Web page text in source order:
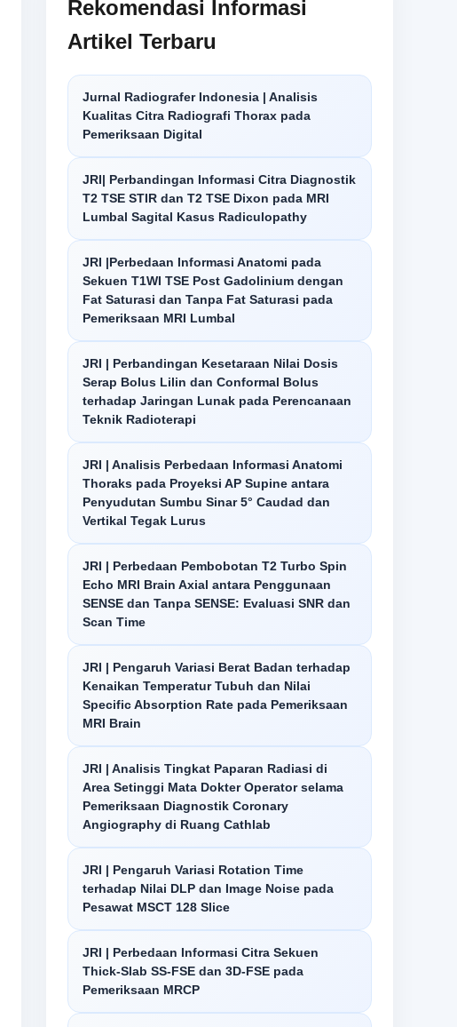
Rekomendasi Informasi
Artikel Terbaru
Jurnal Radiografer Indonesia | Analisis
Kualitas Citra Radiografi Thorax pada
Pemeriksaan Digital
JRI| Perbandingan Informasi Citra Diagnostik
T2 TSE STIR dan T2 TSE Dixon pada MRI
Lumbal Sagital Kasus Radiculopathy
JRI |Perbedaan Informasi Anatomi pada
Sekuen T1WI TSE Post Gadolinium dengan
Fat Saturasi dan Tanpa Fat Saturasi pada
Pemeriksaan MRI Lumbal
JRI | Perbandingan Kesetaraan Nilai Dosis
Serap Bolus Lilin dan Conformal Bolus
terhadap Jaringan Lunak pada Perencanaan
Teknik Radioterapi
JRI | Analisis Perbedaan Informasi Anatomi
Thoraks pada Proyeksi AP Supine antara
Penyudutan Sumbu Sinar 5° Caudad dan
Vertikal Tegak Lurus
JRI | Perbedaan Pembobotan T2 Turbo Spin
Echo MRI Brain Axial antara Penggunaan
SENSE dan Tanpa SENSE: Evaluasi SNR dan
Scan Time
JRI | Pengaruh Variasi Berat Badan terhadap
Kenaikan Temperatur Tubuh dan Nilai
Specific Absorption Rate pada Pemeriksaan
MRI Brain
JRI | Analisis Tingkat Paparan Radiasi di
Area Setinggi Mata Dokter Operator selama
Pemeriksaan Diagnostik Coronary
Angiography di Ruang Cathlab
JRI | Pengaruh Variasi Rotation Time
terhadap Nilai DLP dan Image Noise pada
Pesawat MSCT 128 Slice
JRI | Perbedaan Informasi Citra Sekuen
Thick-Slab SS-FSE dan 3D-FSE pada
Pemeriksaan MRCP